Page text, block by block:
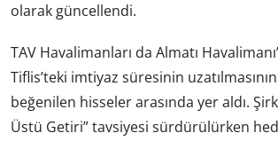
olarak güncellendi.
TAV Havalimanları da Almatı
Tiflis’teki imtiyaz süresinin
beğenilen hisseler arasında yer aldı.
Üstü Getiri” tavsiyesi sürdürülürken